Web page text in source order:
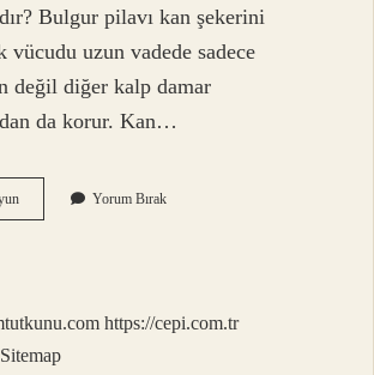
Bulgur pilavı kan şekerini
vücudu uzun vadede sadece
değil diğer kalp damar
da korur. Kan…
Neden
Bulgur
Yorum Bırak
https://cepi.com.tr
Sitemap